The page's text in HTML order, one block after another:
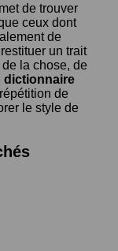
de trouver
ceux dont
de
un trait
la chose, de
dictionnaire
de
le style de